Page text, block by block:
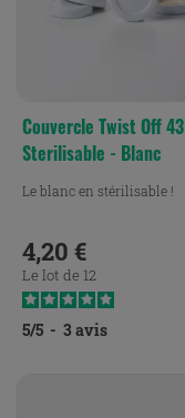
Couvercle Twist Off 43
Sterilisable - Blanc
Le blanc en stérilisable !
Prix
4,20 €
Le lot de 12
5/5 - 3 avis